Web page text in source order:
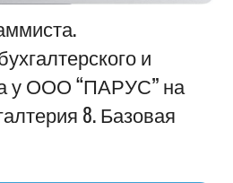
и
у ООО “ПАРУС” на
8. Базовая